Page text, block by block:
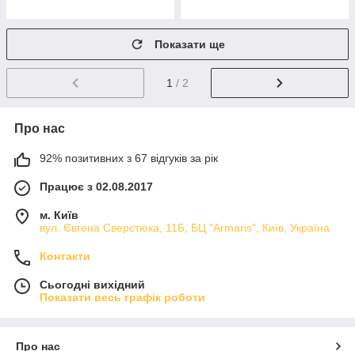
Показати ще
1 / 2
Про нас
92% позитивних з 67 відгуків за рік
Працює з 02.08.2017
м. Київ
вул. Євгена Сверстюка, 11Б, БЦ "Armaris", Київ, Україна
Контакти
Сьогодні вихідний
Показати весь графік роботи
Про нас